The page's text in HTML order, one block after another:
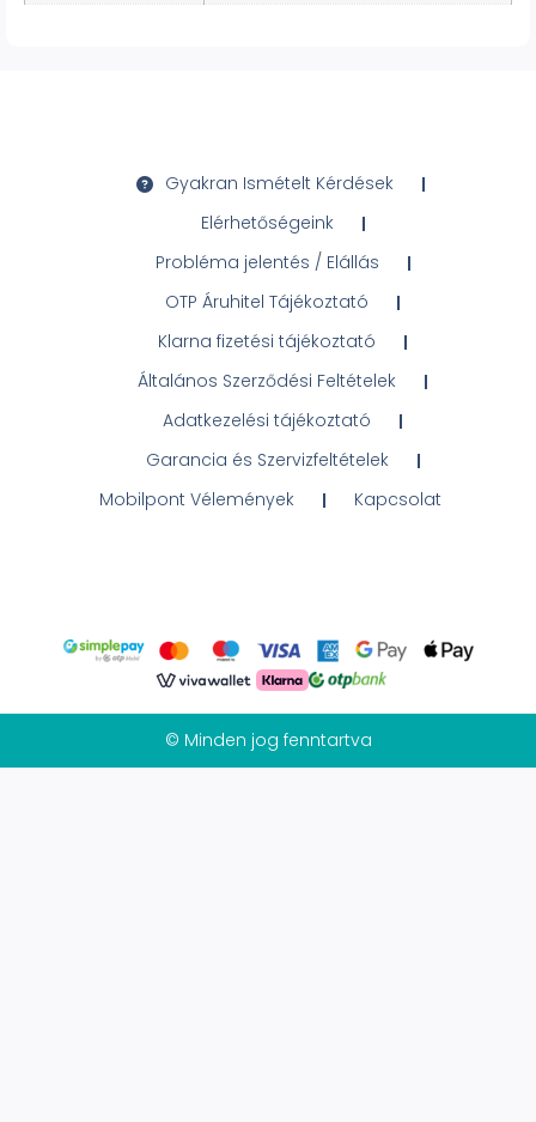
Gyakran Ismételt Kérdések
Elérhetőségeink
Probléma jelentés / Elállás
OTP Áruhitel Tájékoztató
Klarna fizetési tájékoztató
Általános Szerződési Feltételek
Adatkezelési tájékoztató
Garancia és Szervizfeltételek
Mobilpont Vélemények
Kapcsolat
© Minden jog fenntartva